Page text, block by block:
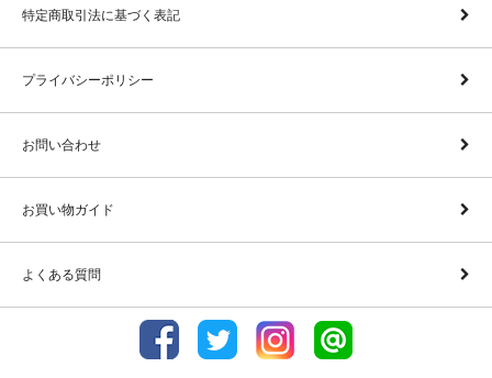
特定商取引法に基づく表記
プライバシーポリシー
お問い合わせ
お買い物ガイド
よくある質問